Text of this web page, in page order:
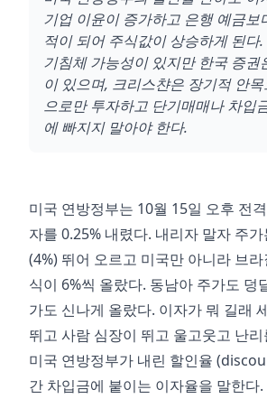
기업 이윤이 증가하고 은행 예금보
적이 되어 주식값이 상승하게 된다
기침체 가능성이 있지만 한국 증권
이 있으며, 크리스챤은 장기적 안
으로만 투자하고 단기매매나 차입
에 빠지지 말아야 한다.
미국 연방정부는 10월 15일 오후 전
자를 0.25% 내렸다. 내리자 말자 주
(4%) 뛰어 오르고 미국만 아니라 브
식이 6%씩 올랐다. 동남아 주가도 덩
가도 신나게 올랐다. 이자가 뭐 길래
뛰고 사람 심장이 뛰고 울고웃고 난
미국 연방정부가 내린 할인율
간 차입금에 붙이는 이자율을 말한다